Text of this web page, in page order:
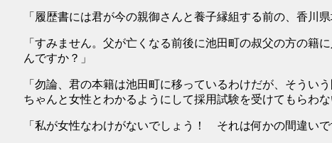
「履歴書には君が今の親御さんと養子縁組する前の、香川
「すみません。父が亡くなる前後に池田町の叔父の方の籍
んですか？」
「勿論、君の本籍は池田町に移っているわけだが、そう
ちゃんと女性とわかるようにして採用試験を受けてもらわ
「私が女性なわけがないでしょう！ それは何かの間違い